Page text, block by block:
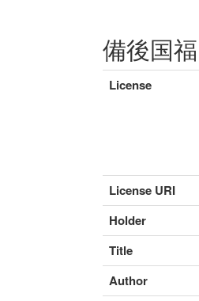
備後国
License
License URI
Holder
Title
Author